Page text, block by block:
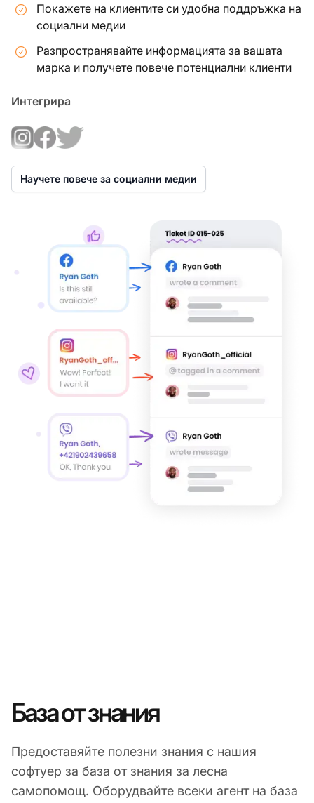
Покажете на клиентите си удобна поддръжка на
социални медии
Разпространявайте информацията за вашата
марка и получете повече потенциални клиенти
Интегрира
Научете повече за социални медии
База от знания
Предоставяйте полезни знания с нашия
софтуер за база от знания за лесна
самопомощ. Оборудвайте всеки агент на база